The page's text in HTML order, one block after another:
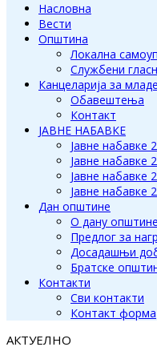
Насловна
Вести
Општина
Локална
Службени
Канцеларија за младе
Обавештења
Контакт
ЈАВНЕ НАБАВКЕ
Јавне набавке
Јавне набавке
Јавне набавке
Јавне набавке
Дан општине
О дану општине
Предлог за
Досадашњи
Братске
Контакти
Сви контакти
Контакт форма
АКТУЕЛНО